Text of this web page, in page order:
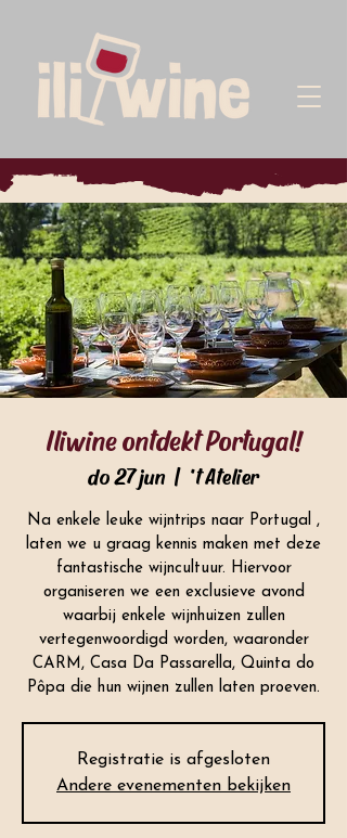
Iliwine ontdekt Portugal!
do 27 jun
  |
't Atelier
Na enkele leuke wijntrips naar Portugal ,
laten we u graag kennis maken met deze
fantastische wijncultuur. Hiervoor
organiseren we een exclusieve avond
waarbij enkele wijnhuizen zullen
vertegenwoordigd worden, waaronder
CARM, Casa Da Passarella, Quinta do
Pôpa die hun wijnen zullen laten proeven.
Registratie is afgesloten
Andere evenementen bekijken